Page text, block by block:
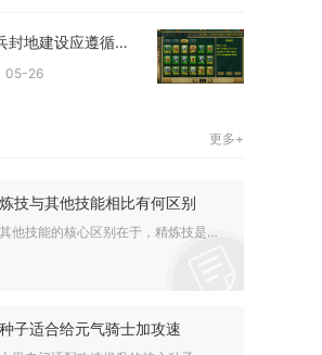
帝王三国兵封地建设应遵循哪些原则
05-26
更多+
技与其他技能相比有何区别
攻城掠地精炼技与其他技能的核心区别在于，精炼技是晶石专属的被...
子适合给元气骑士加攻速